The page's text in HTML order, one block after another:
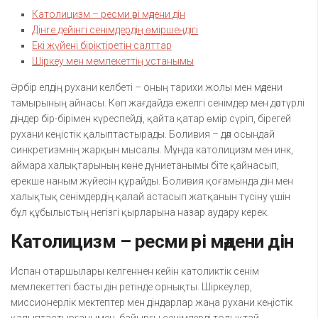
Католицизм – ресми әрі мәдени дін
Дінге дейінгі сенімдердің өміршеңдігі
Екі жүйені біріктіретін салттар
Шіркеу мен мемлекеттің ұстанымы
Әрбір елдің рухани келбеті – оның тарихи жолы мен мәдени
тамырының айнасы. Көп жағдайда ежелгі сенімдер мен дәстүрлі
діндер бір-бірімен күреспейді, қайта қатар өмір сүріп, бірегей
рухани кеңістік қалыптастырады. Боливия – дәл осындай
синкретизмнің жарқын мысалы. Мұнда католицизм мен инк,
аймара халықтарының көне дүниетанымы біте қайнасып,
ерекше наным жүйесін құрайды. Боливия қоғамында дін мен
халықтық сенімдердің қалай астасып жатқанын түсіну үшін
бұл құбылыстың негізгі қырларына назар аудару керек.
Католицизм – ресми әрі мәдени дін
Испан отаршылары келгеннен кейін католиктік сенім
мемлекеттегі басты дін ретінде орнықты. Шіркеулер,
миссионерлік мектептер мен діндарлар жаңа рухани кеңістік